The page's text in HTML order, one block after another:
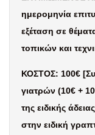
ημερομηνία
εξέταση σε
τοπικών και
ΚΟΣΤΟΣ: 100€
γιατρών (10€ +
της ειδικής
στην ειδική